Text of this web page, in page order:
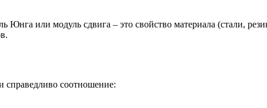
или модуль сдвига – это свойство материала (стали,
справедливо соотношение: